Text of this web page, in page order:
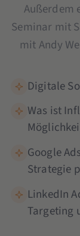
Außerdem
Seminar mit
mit Andy
Digitale
Was ist
Google
Strategie
LinkedIn
Targeting